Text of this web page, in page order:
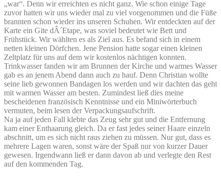
„war“. Denn wir erreichten es nicht ganz. Wie schon einige Tage
zuvor hatten wir uns wieder mal zu viel vorgenommen und die Füße
brannten schon wieder ins unseren Schuhen. Wir entdeckten auf der
Karte ein Gite dÂ´Etape, was soviel bedeutet wie Bett und
Frühstück. Wir wählten es als Ziel aus. Es befand sich in einem
netten kleinen Dörfchen. Jene Pension hatte sogar einen kleinen
Zeltplatz für uns auf dem wir kostenlos nächtigen konnten.
Trinkwasser fanden wir am Brunnen der Kirche und warmes Wasser
gab es an jenem Abend dann auch zu hauf. Denn Christian wollte
seine lieb gewonnen Bandagen los werden und wir dachten das geht
mit warmen Wasser am besten. Zumindest ließ dies meine
bescheidenen französisch Kenntnisse und ein Miniwörterbuch
vermuten, beim lesen der Verpackungsaufschrift.
Na ja auf jeden Fall klebte das Zeug sehr gut und die Entfernung
kam einer Enthaarung gleich. Da er fast jedes seiner Haare einzeln
abschnitt, um es sich nicht raus ziehen zu müssen. Nur gut, dass es
mehrere Lagen waren, sonst wäre der Spaß nur von kurzer Dauer
gewesen. Irgendwann ließ er dann davon ab und verlegte den Rest
auf den kommenden Tag.